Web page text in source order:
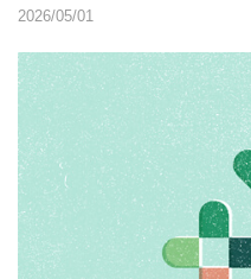
2026/05/01